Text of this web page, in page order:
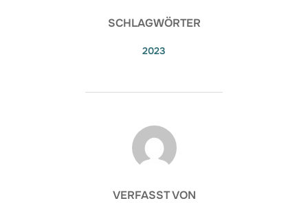
SCHLAGWÖRTER
2023
BEITRAGSAUTOR
VERFASST VON